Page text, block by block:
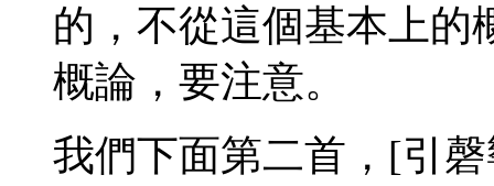
的，不從這個基本上的
概論，要注意。
我們下面第二首，[引